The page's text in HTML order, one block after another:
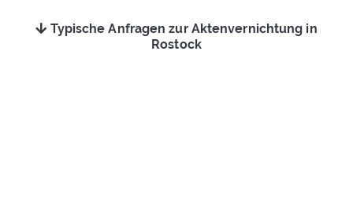
Typische Anfragen zur Aktenvernichtung in
Rostock